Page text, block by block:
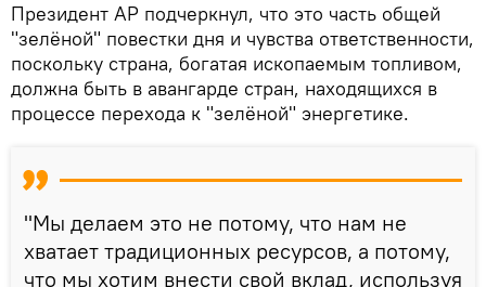
Президент АР подчеркнул, что это часть общей
"зелёной" повестки дня и чувства ответственности,
поскольку страна, богатая ископаемым топливом,
должна быть в авангарде стран, находящихся в
процессе перехода к "зелёной" энергетике.
"Мы делаем это не потому, что нам не
хватает традиционных ресурсов, а потому,
что мы хотим внести свой вклад, используя